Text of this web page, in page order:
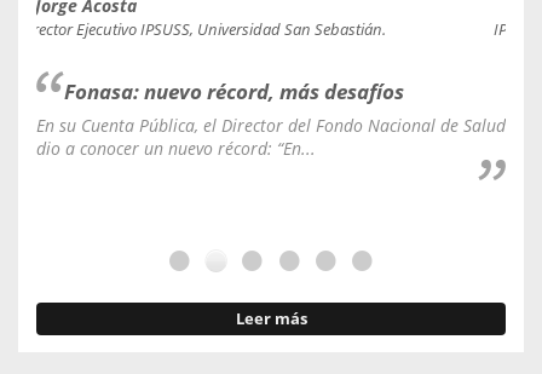
Jorge Acosta
Director Ejecutivo IPSUSS, Universidad San Sebastián.
Fonasa: nuevo récord, más desafíos
En su Cuenta Pública, el Director del Fondo Nacional de Salud
dio a conocer un nuevo récord: “En...
Leer más